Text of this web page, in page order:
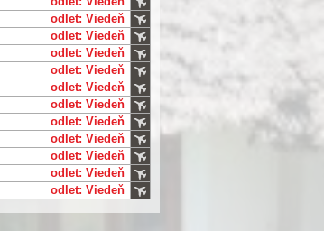
odlet: Viedeň
odlet: Viedeň
odlet: Viedeň
odlet: Viedeň
odlet: Viedeň
odlet: Viedeň
odlet: Viedeň
odlet: Viedeň
odlet: Viedeň
odlet: Viedeň
odlet: Viedeň